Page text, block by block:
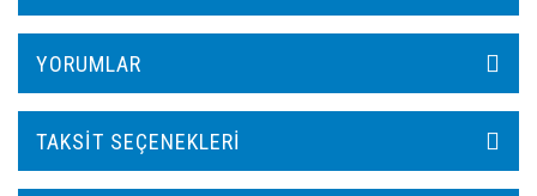
YORUMLAR
TAKSIT SEÇENEKLERI